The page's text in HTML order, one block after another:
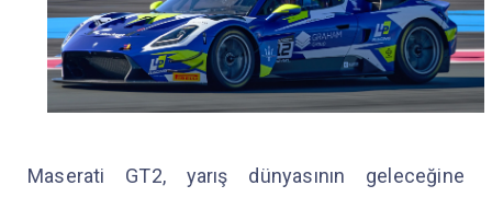
Maserati GT2, yarış dünyasının geleceğine